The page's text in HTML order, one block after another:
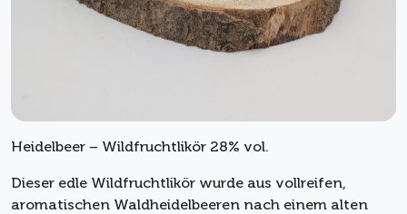
Heidelbeer – Wildfruchtlikör 28% vol.
Dieser edle Wildfruchtlikör wurde aus vollreifen,
aromatischen Waldheidelbeeren nach einem alten